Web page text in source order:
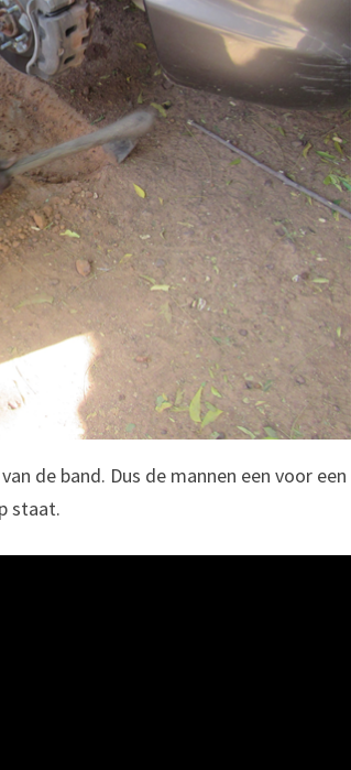
de band. Dus de mannen een voor een
staat.